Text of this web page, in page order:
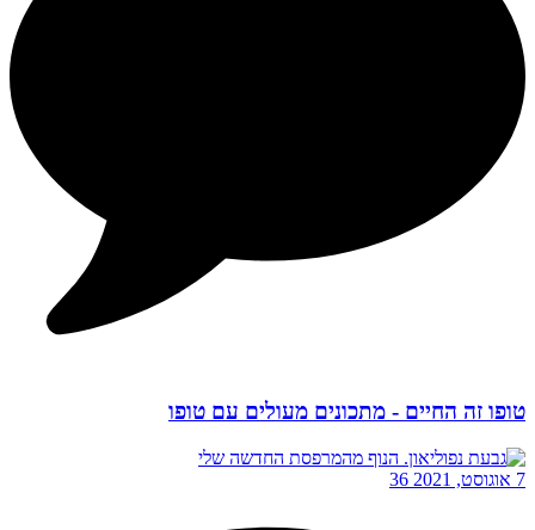
טופו זה החיים - מתכונים מעולים עם טופו
7 אוגוסט, 2021 36